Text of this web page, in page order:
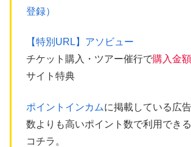
登録）
【特別URL】アソビュー
チケット購入・ツアー催行で購入金
サイト特典
ポイントインカムに掲載している広
数よりも高いポイント数で利用でき
コチラ。